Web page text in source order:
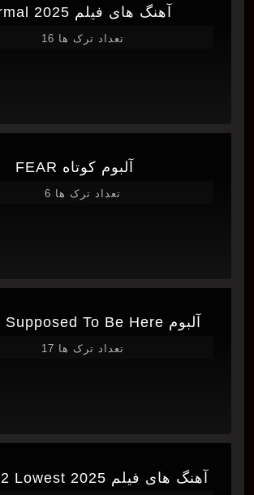
آهنگ های فیلم Normal 2025
تعداد ترک ها 16
آلبوم کوتاه FEAR
تعداد ترک ها 6
آلبوم I’m Not Supposed To Be Here
تعداد ترک ها 17
آهنگ های فیلم Highest 2 Lowest 2025